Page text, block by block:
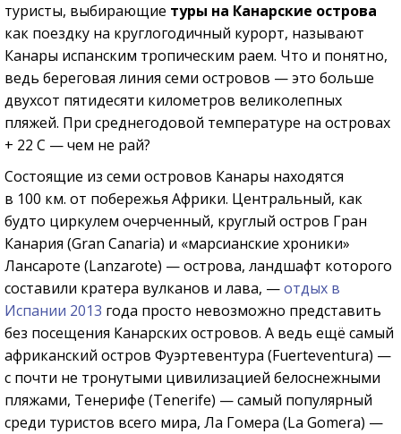
туристы, выбирающие туры на Канарские острова
как поездку на круглогодичный курорт, называют
Канары испанским тропическим раем. Что и понятно,
ведь береговая линия семи островов — это больше
двухсот пятидесяти километров великолепных
пляжей. При среднегодовой температуре на островах
+ 22 С — чем не рай?
Состоящие из семи островов Канары находятся
в 100 км. от побережья Африки. Центральный, как
будто циркулем очерченный, круглый остров Гран
Канария (Gran Canaria) и «марсианские хроники»
Лансароте (Lanzarote) — острова, ландшафт которого
составили кратера вулканов и лава, —отдых в
Испании 2013 года просто невозможно представить
без посещения Канарских островов. А ведь ещё самый
африканский остров Фуэртевентура (Fuerteventura) —
с почти не тронутыми цивилизацией белоснежными
пляжами, Тенерифе (Tenerife) — самый популярный
среди туристов всего мира, Ла Гомера (La Gomera) —